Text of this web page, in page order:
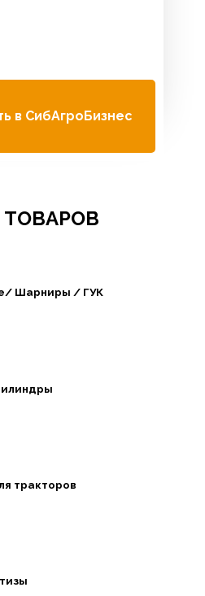
в СибАгроБизнес
ТОВАРОВ
Шарниры / ГУК
тракторов